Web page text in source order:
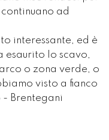
ad
interessante, ed è
esaurito lo scavo,
o zona verde, o
visto a fianco
- Brentegani